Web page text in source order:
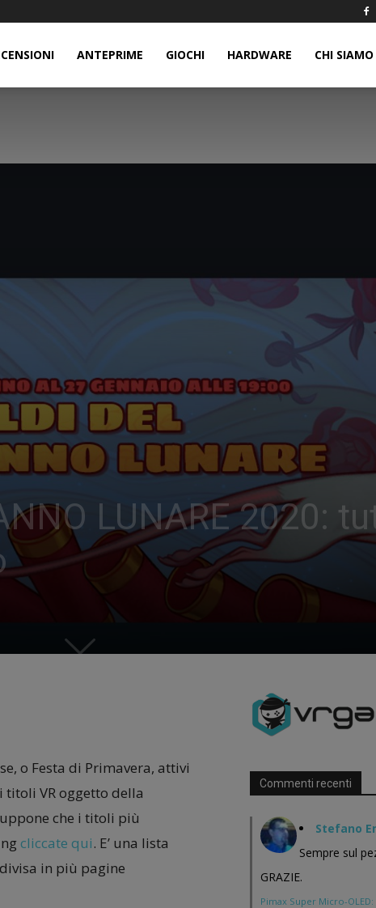
ANTEPRIME GIOCHI HARDWARE CHI SIAMO
LUNARE 2020:
o Festa di Primavera, attivi
VR oggetto della
che i titoli più
cliccate qui. E’ una lista
in più pagine
Commenti recenti
Stefano
Sempre sul
GRAZIE.
Pimax Super Micro-